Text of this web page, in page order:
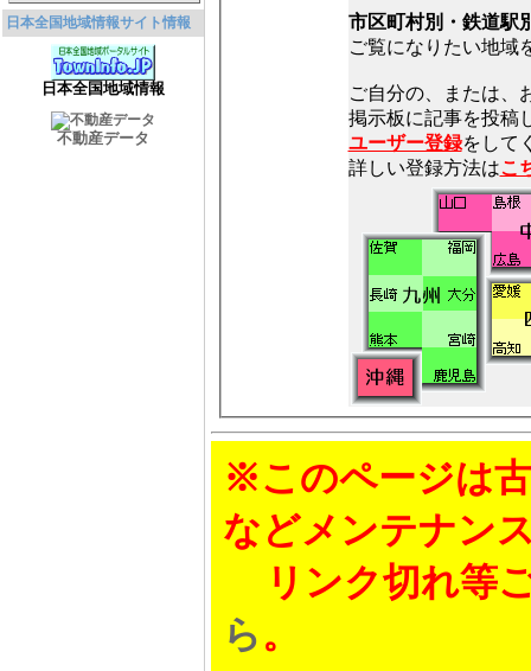
日本全国地域情報サイト情報
日本全国地域情報
不動産データ
市区町村別・鉄道駅
ご覧になりたい地域
ご自分の、または、
ユーザー登録をして
詳しい登録方法はこ
※このページは
などメンテナン
リンク切れ等
ら。